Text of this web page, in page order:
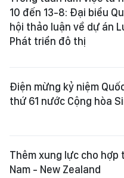
10 đến 13-8: Đại biểu
hội thảo luận về dự án
Phát triển đô thị
Điện mừng kỷ niệm
thứ 61 nước Cộng hòa
Thêm xung lực cho hợp
Nam - New Zealand